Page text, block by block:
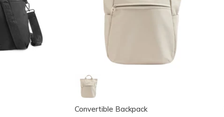
Convertible Backpack